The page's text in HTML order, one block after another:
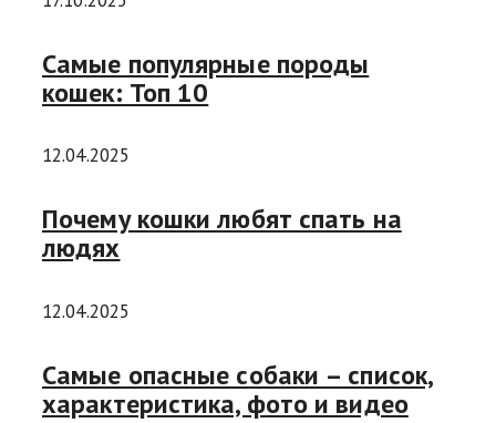
Самые популярные породы
кошек: Топ 10
12.04.2025
Почему кошки любят спать на
людях
12.04.2025
Самые опасные собаки – список,
характеристика, фото и видео